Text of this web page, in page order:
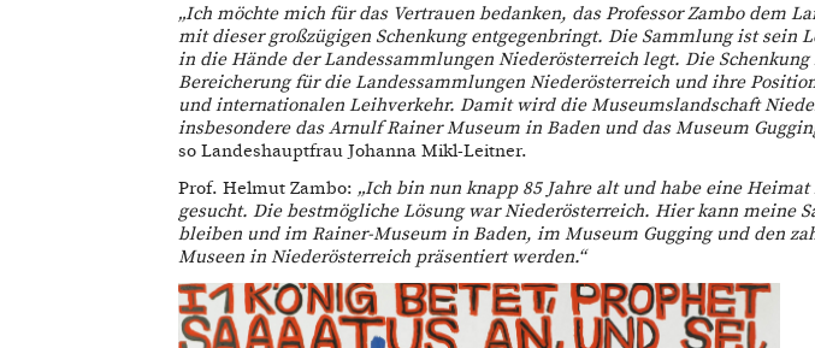
„Ich möchte mich für das Vertrauen bedanken, das Professor Zambo dem
mit dieser großzügigen Schenkung entgegenbringt. Die Sammlung ist sein
in die Hände der Landessammlungen Niederösterreich legt. Die Schenkung
Bereicherung für die Landessammlungen Niederösterreich und ihre
und internationalen Leihverkehr. Damit wird die Museumslandschaft
insbesondere das Arnulf Rainer Museum in Baden und das Museum
so Landeshauptfrau Johanna Mikl-Leitner.
Prof. Helmut Zambo: „Ich bin nun knapp 85 Jahre alt und habe eine
gesucht. Die bestmögliche Lösung war Niederösterreich. Hier kann meine
bleiben und im Rainer-Museum in Baden, im Museum Gugging und den
Museen in Niederösterreich präsentiert werden.“